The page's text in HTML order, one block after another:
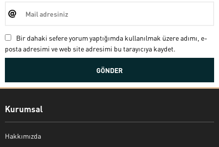
Bir dahaki sefere yorum yaptığımda kullanılmak üzere adımı, e-
posta adresimi ve web site adresimi bu tarayıcıya kaydet.
Kurumsal
Hakkımızda